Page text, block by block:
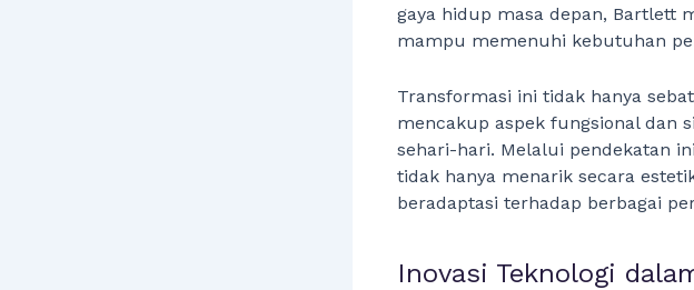
gaya hidup masa depan, Bartlett
mampu memenuhi kebutuhan
Transformasi ini tidak hanya
mencakup aspek fungsional dan
sehari-hari. Melalui pendekatan
tidak hanya menarik secara
beradaptasi terhadap berbagai
Inovasi Teknologi